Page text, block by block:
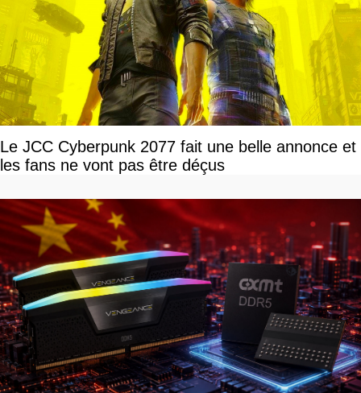
Le JCC Cyberpunk 2077 fait une belle annonce et
les fans ne vont pas être déçus